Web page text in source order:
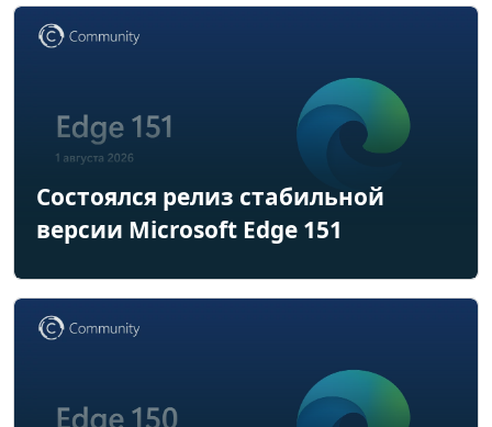
Состоялся релиз стабильной
версии Microsoft Edge 151